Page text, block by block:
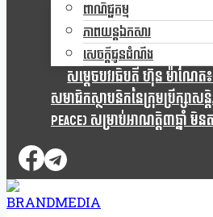
ពាណិជ្ជកម្ម
ភាពយន្តឯកសារ
សេចក្តីជូនដំណឹង
សម្តេចបវរធិបតី ហ៊ុន ម៉ាណែត
សមាជិកស្ថាបនិកនៃក្រុមប្រឹក្សាស
Peace) សម្រាប់អាណត្តិ៣ឆ្នាំ មិន